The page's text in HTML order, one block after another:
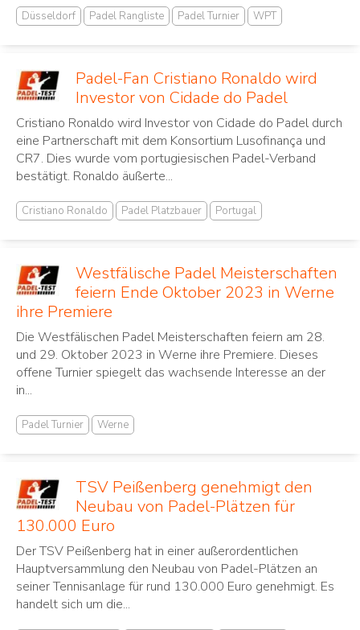
Düsseldorf Padel Rangliste Padel Turnier WPT
Padel-Fan Cristiano Ronaldo wird
Investor von Cidade do Padel
Cristiano Ronaldo wird Investor von Cidade do Padel durch
eine Partnerschaft mit dem Konsortium Lusofinança und
CR7. Dies wurde vom portugiesischen Padel-Verband
bestätigt. Ronaldo äußerte...
Cristiano Ronaldo Padel Platzbauer Portugal
Westfälische Padel Meisterschaften
feiern Ende Oktober 2023 in Werne
ihre Premiere
Die Westfälischen Padel Meisterschaften feiern am 28.
und 29. Oktober 2023 in Werne ihre Premiere. Dieses
offene Turnier spiegelt das wachsende Interesse an der
in...
Padel Turnier Werne
TSV Peißenberg genehmigt den
Neubau von Padel-Plätzen für
130.000 Euro
Der TSV Peißenberg hat in einer außerordentlichen
Hauptversammlung den Neubau von Padel-Plätzen an
seiner Tennisanlage für rund 130.000 Euro genehmigt. Es
handelt sich um die...